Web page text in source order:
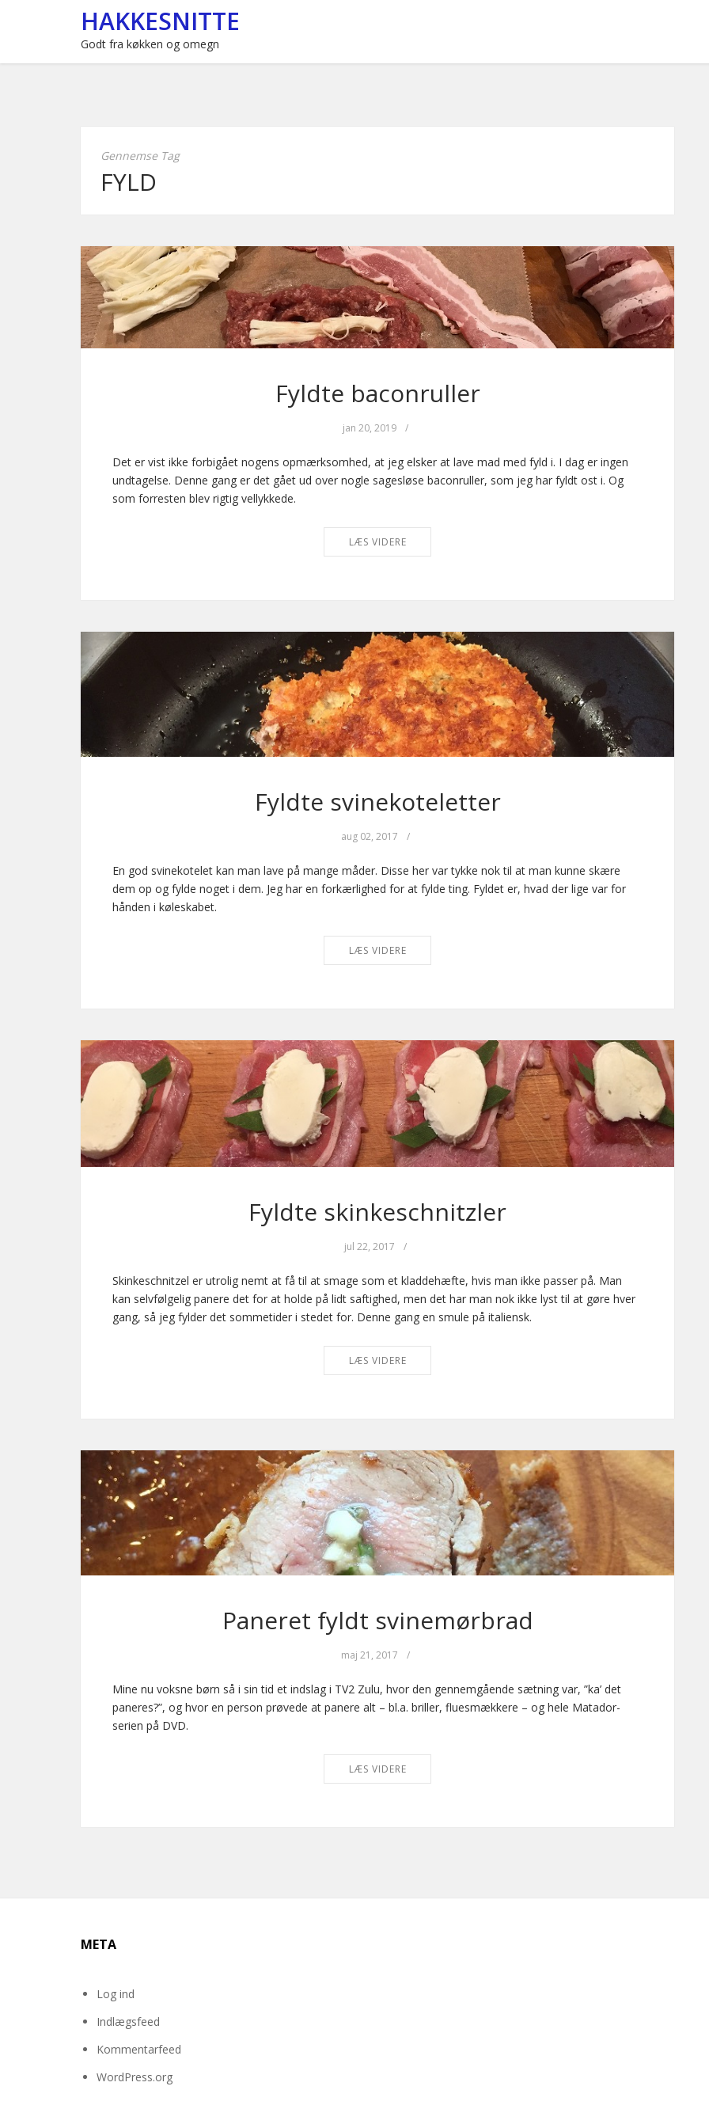
HAKKESNITTE
Godt fra køkken og omegn
Gennemse Tag
FYLD
Fyldte baconruller
jan 20, 2019 /
Det er vist ikke forbigået nogens opmærksomhed, at jeg elsker at lave mad med fyld i. I dag er ingen
undtagelse. Denne gang er det gået ud over nogle sagesløse baconruller, som jeg har fyldt ost i. Og
som forresten blev rigtig vellykkede.
LÆS VIDERE
Fyldte svinekoteletter
aug 02, 2017 /
En god svinekotelet kan man lave på mange måder. Disse her var tykke nok til at man kunne skære
dem op og fylde noget i dem. Jeg har en forkærlighed for at fylde ting. Fyldet er, hvad der lige var for
hånden i køleskabet.
LÆS VIDERE
Fyldte skinkeschnitzler
jul 22, 2017 /
Skinkeschnitzel er utrolig nemt at få til at smage som et kladdehæfte, hvis man ikke passer på. Man
kan selvfølgelig panere det for at holde på lidt saftighed, men det har man nok ikke lyst til at gøre hver
gang, så jeg fylder det sommetider i stedet for. Denne gang en smule på italiensk.
LÆS VIDERE
Paneret fyldt svinemørbrad
maj 21, 2017 /
Mine nu voksne børn så i sin tid et indslag i TV2 Zulu, hvor den gennemgående sætning var, ”ka’ det
paneres?”, og hvor en person prøvede at panere alt – bl.a. briller, fluesmækkere – og hele Matador-
serien på DVD.
LÆS VIDERE
META
Log ind
Indlægsfeed
Kommentarfeed
WordPress.org